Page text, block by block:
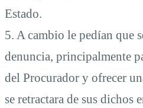
Estado.
5. A cambio le pedían que
denuncia, principalmente
del Procurador y ofrecer
se retractara de sus dichos